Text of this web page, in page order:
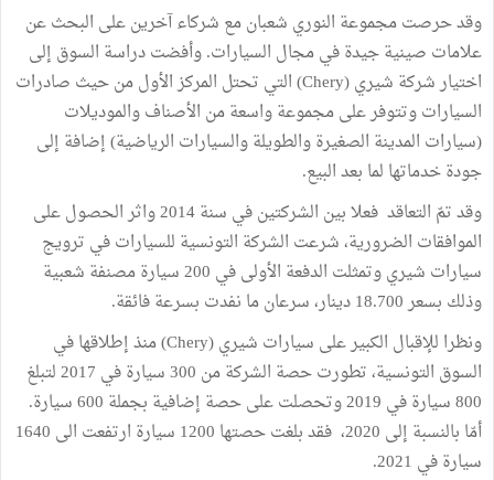
وقد حرصت مجموعة النوري شعبان مع شركاء آخرين على البحث عن
علامات صينية جيدة في مجال السيارات. وأفضت دراسة السوق إلى
اختيار شركة شيري (Chery) التي تحتل المركز الأول من حيث صادرات
السيارات وتتوفر على مجموعة واسعة من الأصناف والموديلات
(سيارات المدينة الصغيرة والطويلة والسيارات الرياضية) إضافة إلى
جودة خدماتها لما بعد البيع.
وقد تمّ التعاقد فعلا بين الشركتين في سنة 2014 واثر الحصول على
الموافقات الضرورية، شرعت الشركة التونسية للسيارات في ترويج
سيارات شيري وتمثلت الدفعة الأولى في 200 سيارة مصنفة شعبية
وذلك بسعر 18.700 دينار، سرعان ما نفدت بسرعة فائقة.
ونظرا للإقبال الكبير على سيارات شيري (Chery) منذ إطلاقها في
السوق التونسية، تطورت حصة الشركة من 300 سيارة في 2017 لتبلغ
800 سيارة في 2019 وتحصلت على حصة إضافية بجملة 600 سيارة.
أمّا بالنسبة إلى 2020، فقد بلغت حصتها 1200 سيارة ارتفعت الى 1640
سيارة في 2021.